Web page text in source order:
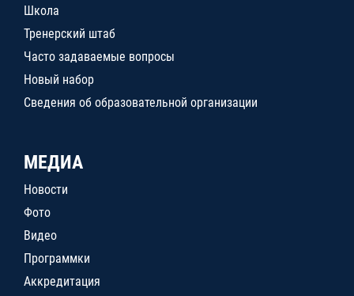
Школа
Тренерский штаб
Часто задаваемые вопросы
Новый набор
Сведения об образовательной организации
МЕДИА
Новости
Фото
Видео
Программки
Аккредитация